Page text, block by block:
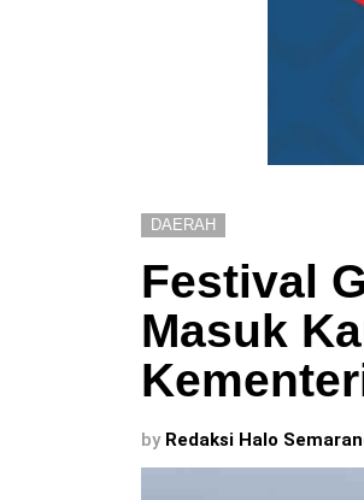
DAERAH
Festival
Masuk
by Redaksi Halo